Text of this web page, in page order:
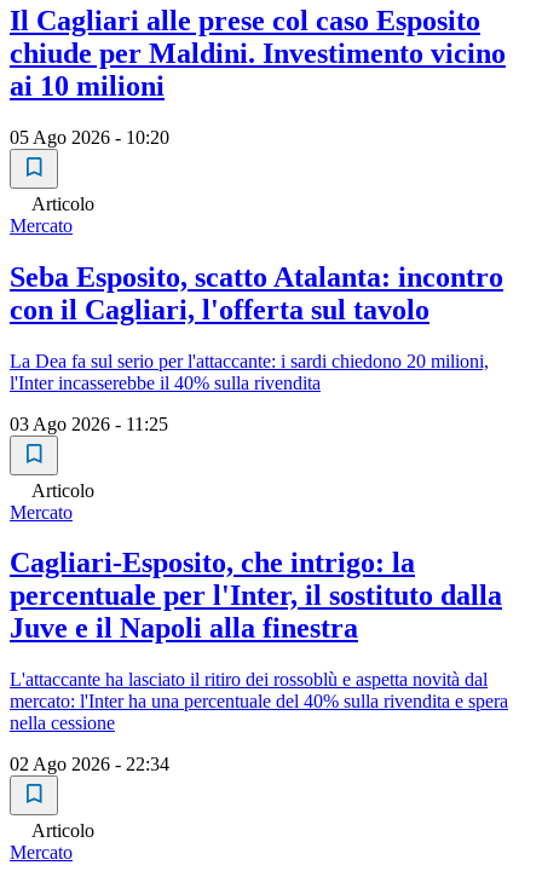
Il Cagliari alle prese col caso Esposito
chiude per Maldini. Investimento vicino
ai 10 milioni
05 Ago 2026 - 10:20
Articolo
Mercato
Seba Esposito, scatto Atalanta: incontro
con il Cagliari, l'offerta sul tavolo
La Dea fa sul serio per l'attaccante: i sardi chiedono 20 milioni,
l'Inter incasserebbe il 40% sulla rivendita
03 Ago 2026 - 11:25
Articolo
Mercato
Cagliari-Esposito, che intrigo: la
percentuale per l'Inter, il sostituto dalla
Juve e il Napoli alla finestra
L'attaccante ha lasciato il ritiro dei rossoblù e aspetta novità dal
mercato: l'Inter ha una percentuale del 40% sulla rivendita e spera
nella cessione
02 Ago 2026 - 22:34
Articolo
Mercato